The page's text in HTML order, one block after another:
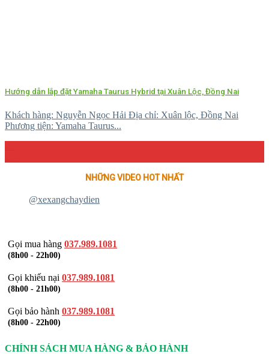
Hướng dẫn lắp đặt Yamaha Taurus Hybrid tại Xuân Lộc, Đồng Nai
Khách hàng: Nguyễn Ngọc Hải Địa chỉ: Xuân lộc, Đồng Nai
Phương tiện: Yamaha Taurus...
NHỮNG VIDEO HOT NHẤT
@xexangchaydien
Gọi mua hàng 037.989.1081
(8h00 - 22h00)
Gọi khiếu nại 037.989.1081
(8h00 - 21h00)
Gọi bảo hành 037.989.1081
(8h00 - 22h00)
CHÍNH SÁCH MUA HÀNG & BẢO HÀNH